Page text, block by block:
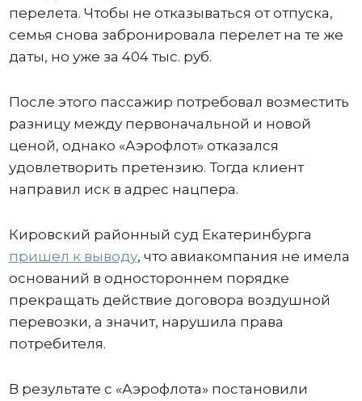
перелета. Чтобы не отказываться от отпуска,
семья снова забронировала перелет на те же
даты, но уже за 404 тыс. руб.
После этого пассажир потребовал возместить
разницу между первоначальной и новой
ценой, однако «Аэрофлот» отказался
удовлетворить претензию. Тогда клиент
направил иск в адрес нацпера.
Кировский районный суд Екатеринбурга
пришел к выводу, что авиакомпания не имела
оснований в одностороннем порядке
прекращать действие договора воздушной
перевозки, а значит, нарушила права
потребителя.
В результате с «Аэрофлота» постановили